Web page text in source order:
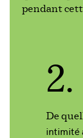
pendant
2.
De
intimité